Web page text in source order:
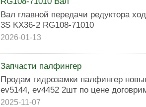
Вал главной передачи редуктора
3S KX36-2 RG108-71010
2026-01-13
Запчасти палфингер
Продам гидрозамки палфингер
ev5144, ev4452 2шт по цене
2025-11-07